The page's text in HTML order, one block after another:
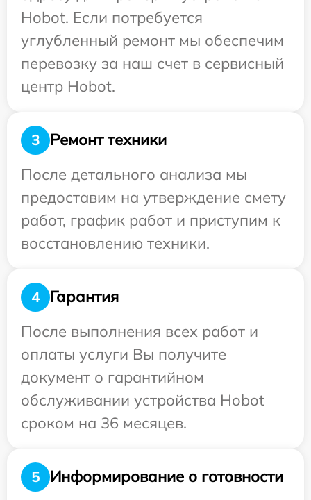
Hobot. Если потребуется
углубленный ремонт мы обеспечим
перевозку за наш счет в сервисный
центр Hobot.
3
Ремонт техники
После детального анализа мы
предоставим на утверждение смету
работ, график работ и приступим к
восстановлению техники.
4
Гарантия
После выполнения всех работ и
оплаты услуги Вы получите
документ о гарантийном
обслуживании устройства Hobot
сроком на 36 месяцев.
5
Информирование о готовности